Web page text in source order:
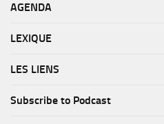
AGENDA
LEXIQUE
LES LIENS
Subscribe to Podcast